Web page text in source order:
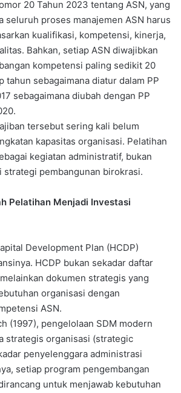
20 Tahun 2023 tentang ASN, yang
seluruh proses manajemen ASN harus
kualifikasi, kompetensi, kinerja,
Bahkan, setiap ASN diwajibkan
kompetensi paling sedikit 20
tahun sebagaimana diatur dalam PP
sebagaimana diubah dengan PP
tersebut sering kali belum
kapasitas organisasi. Pelatihan
kegiatan administratif, bukan
strategi pembangunan birokrasi.
Pelatihan Menjadi Investasi
Development Plan (HCDP)
HCDP bukan sekadar daftar
dokumen strategis yang
organisasi dengan
ASN.
(1997), pengelolaan SDM modern
strategis organisasi (strategic
penyelenggara administrasi
setiap program pengembangan
untuk menjawab kebutuhan